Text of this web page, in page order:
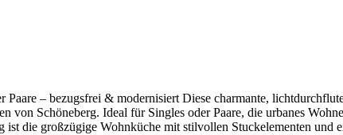
– bezugsfrei & modernisiert Diese charmante,
von Schöneberg. Ideal für Singles oder Paare, die urbanes
die großzügige Wohnküche mit stilvollen Stuckelementen